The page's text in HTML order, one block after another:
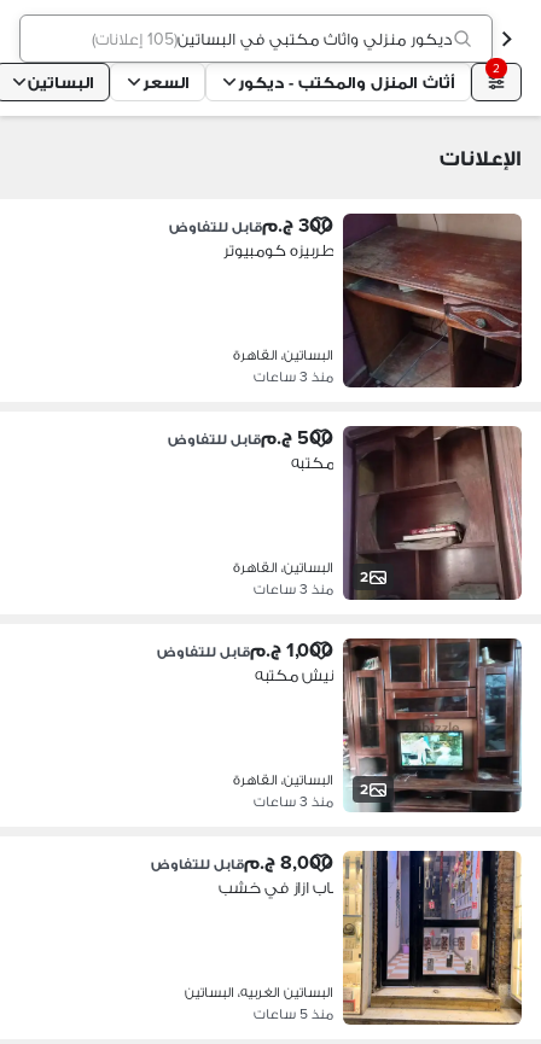
ديكور منزلي واثاث مكتبي في البساتين(105 إعلانات )
2
أثاث المنزل والمكتب - ديكور السعر البساتين
الإعلانات
300 ج.م قابل للتفاوض
طربيزه كومبيوتر
البساتين، القاهرة
منذ 3 ساعات
2
500 ج.م قابل للتفاوض
مكتبه
البساتين، القاهرة
منذ 3 ساعات
2
1,000 ج.م قابل للتفاوض
نيش مكتبه
البساتين، القاهرة
منذ 3 ساعات
8,000 ج.م قابل للتفاوض
باب ازاز في خشب
البساتين الغربيه، البساتين
منذ 5 ساعات